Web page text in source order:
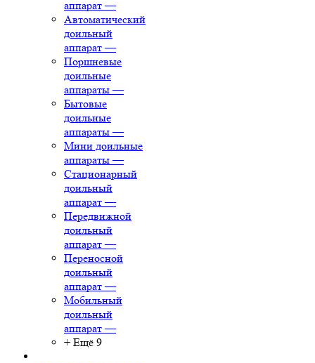
аппарат —
Автоматический
доильный
аппарат —
Поршневые
доильные
аппараты —
Бытовые
доильные
аппараты —
Мини доильные
аппараты —
Стационарный
доильный
аппарат —
Передвижной
доильный
аппарат —
Переносной
доильный
аппарат —
Мобильный
доильный
аппарат —
+ Ещё 9